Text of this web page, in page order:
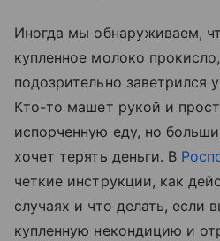
Иногда мы обнаруживаем,
купленное молоко
подозрительно заветрился
Кто-то машет рукой и
испорченную еду, но
хочет терять деньги. В
четкие инструкции, как
случаях и что делать, если
купленную некондицию и